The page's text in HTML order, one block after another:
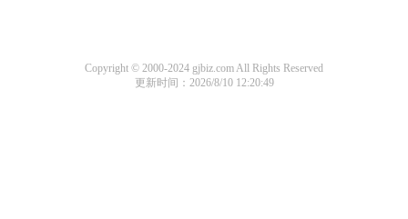
Copyright © 2000-2024 gjbiz.com All Rights Reserved
更新时间：2026/8/10 12:20:49